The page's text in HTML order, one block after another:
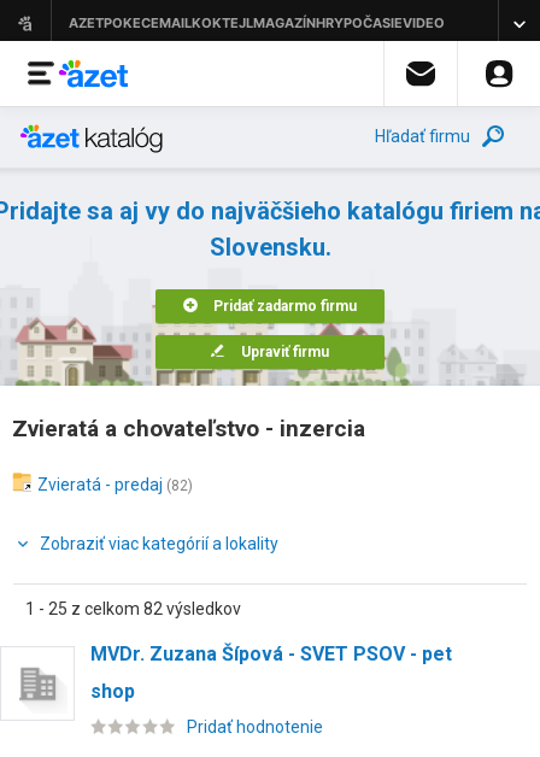
Hľadať firmu
sa aj vy do najväčšieho katalógu firiem
Slovensku.
Pridať zadarmo firmu
Upraviť firmu
Zvieratá a chovateľstvo - inzercia
Zvieratá - predaj (82)
Zobraziť viac kategórií a lokality
1 - 25 z celkom 82 výsledkov
MVDr. Zuzana Šípová - SVET PSOV - pet
shop
Pridať hodnotenie